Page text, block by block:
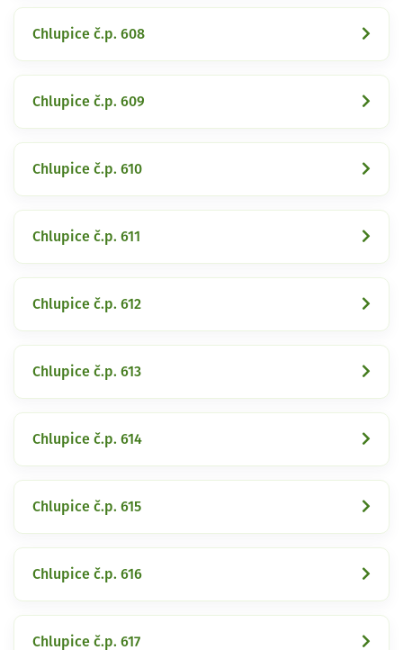
Chlupice č.p. 608
Chlupice č.p. 609
Chlupice č.p. 610
Chlupice č.p. 611
Chlupice č.p. 612
Chlupice č.p. 613
Chlupice č.p. 614
Chlupice č.p. 615
Chlupice č.p. 616
Chlupice č.p. 617